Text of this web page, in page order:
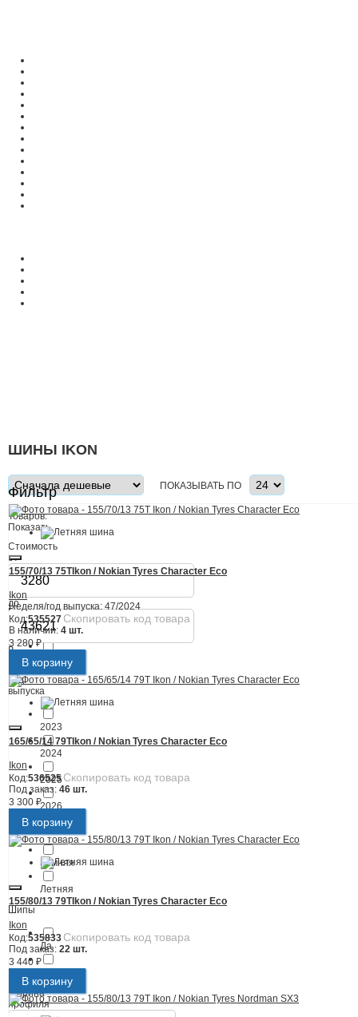
ШИНЫ IKON
Фильтр
Товаров:
Показать
Стоимость
от
до
₽
В
наличии
Есть
Год
выпуска
2023
2024
2025
2026
Сезонность
Зимняя
Летняя
Шипы
Да
Ширина
профиля
ПОКАЗЫВАТЬ ПО
155/70/13 75TIkon / Nokian Tyres Character Eco
Ikon
Неделя/год выпуска:47/2024
Код:535527 Скопировать код товара
В наличии: 4 шт.
3 280 ₽
В корзину
165/65/14 79TIkon / Nokian Tyres Character Eco
Ikon
Код:536525 Скопировать код товара
Под заказ: 46 шт.
3 300 ₽
В корзину
155/80/13 79TIkon / Nokian Tyres Character Eco
Ikon
Код:535833 Скопировать код товара
Под заказ: 22 шт.
3 440 ₽
В корзину